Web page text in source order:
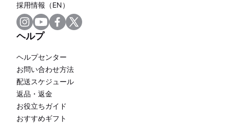
採用情報（EN）
ヘルプ
ヘルプセンター
お問い合わせ方法
配送スケジュール
返品・返金
お役立ちガイド
おすすめギフト